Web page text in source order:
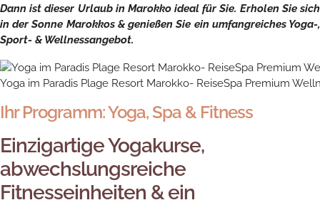
Dann ist dieser Urlaub in Marokko ideal für Sie. Erholen Sie sich
in der Sonne Marokkos & genießen Sie ein umfangreiches Yoga-,
Sport- & Wellnessangebot.
Yoga im Paradis Plage Resort Marokko- ReiseSpa Premium
Ihr Programm: Yoga, Spa & Fitness
Einzigartige Yogakurse,
abwechslungsreiche
Fitnesseinheiten & ein